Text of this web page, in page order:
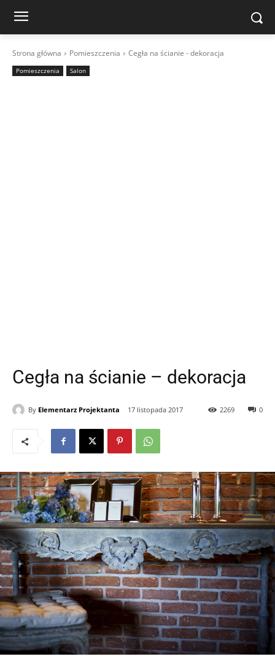
Strona główna Pomieszczenia Cegła na ścianie - dekoracja
Pomieszczenia Salon
Cegła na ścianie – dekoracja
By Elementarz Projektanta 17 listopada 2017 0
2269